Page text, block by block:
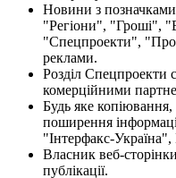
Новини з
"Регіони", "Гроші",
"Спецпроекти",
реклами.
Розділ Спецпроекти
комерційними
Будь яке
поширення
"Інтерфакс-
Власник веб-
публікації.